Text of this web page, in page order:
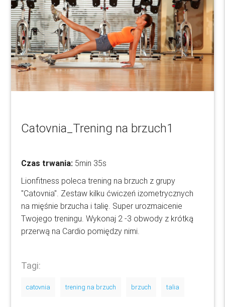
Catovnia_Trening na brzuch1
Czas trwania: 5min 35s
Lionfitness poleca trening na brzuch z grupy
"Catovnia". Zestaw kilku ćwiczeń izometrycznych
na mięśnie brzucha i talię. Super urozmaicenie
Twojego treningu. Wykonaj 2 -3 obwody z krótką
przerwą na Cardio pomiędzy nimi.
Tagi:
catovnia trening na brzuch brzuch talia